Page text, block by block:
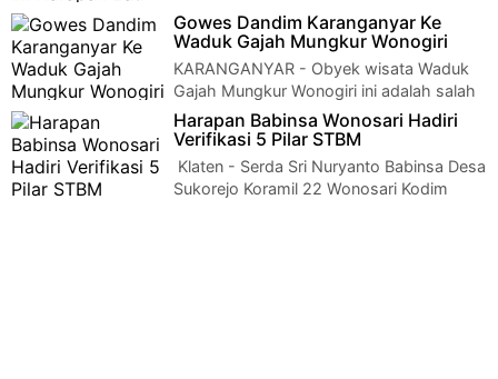
Koramil 19 Trucuk Kodim 0723/Klaten
menghadiri Verifikasi 5 Pilar STBM …
Gowes Dandim Karanganyar Ke
Waduk Gajah Mungkur Wonogiri
KARANGANYAR - Obyek wisata Waduk
Gajah Mungkur Wonogiri ini adalah salah
satu Proyek strategis nasional yang diresmikan …
Harapan Babinsa Wonosari Hadiri
Verifikasi 5 Pilar STBM
Klaten - Serda Sri Nuryanto Babinsa Desa
Sukorejo Koramil 22 Wonosari Kodim